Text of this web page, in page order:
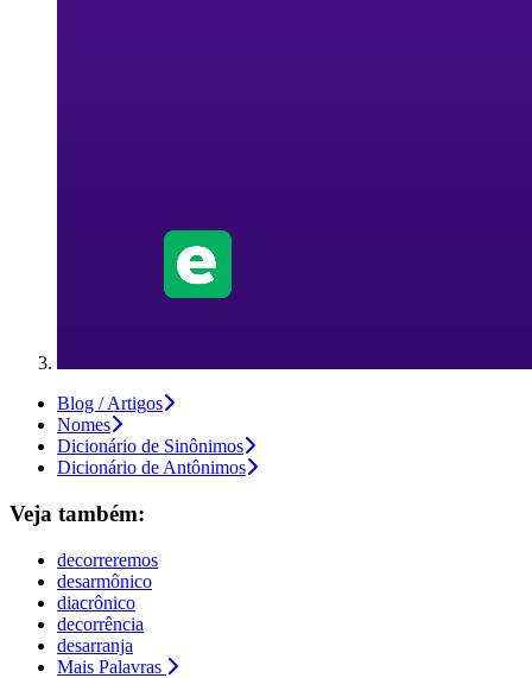
Blog / Artigos
Nomes
Dicionário de Sinônimos
Dicionário de Antônimos
Veja também:
decorreremos
desarmônico
diacrônico
decorrência
desarranja
Mais Palavras